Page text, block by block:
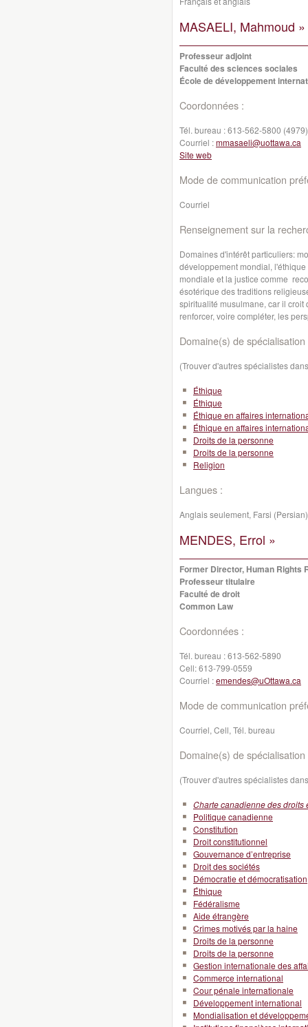
MASAELI, Mahmoud »
Professeur adjoint
Faculté des sciences sociales
École de développement
Coordonnées :
Tél. bureau :613-562-5800 (4979)
Courriel :mmasaeli@uottawa.ca
Site web
Mode de communication
Courriel
Renseignement sur la
Domaines d'intérêt particuliers:
développement mondial,
mondiale et la justice comme
ésotérique des traditions
spiritualité musulmane, car il
renforcer, voire compléter, les
Domaine(s) de spécialisation
(Trouver d'autres spécialistes
Éthique
Éthique
Éthique en affaires
Éthique en affaires
Droits de la personne
Droits de la personne
Religion
Langues :
Anglais seulement, Farsi (Persian)
MENDES, Errol »
Former Director, Human Rights
Professeur titulaire
Faculté de droit
Common Law
Coordonnées :
Tél. bureau :613-562-5890
Cell:613-799-0559
Courriel :emendes@uOttawa.ca
Mode de communication
Courriel, Cell, Tél. bureau
Domaine(s) de spécialisation
(Trouver d'autres spécialistes
Charte canadienne des droits
Politique canadienne
Constitution
Droit constitutionnel
Gouvernance d’entreprise
Droit des sociétés
Démocratie et démocratisation
Éthique
Fédéralisme
Aide étrangère
Crimes motivés par la haine
Droits de la personne
Droits de la personne
Gestion internationale des
Commerce international
Cour pénale internationale
Développement international
Mondialisation et